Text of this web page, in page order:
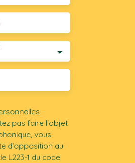
pas faire l'objet
vous
d'opposition au
L223-1 du code